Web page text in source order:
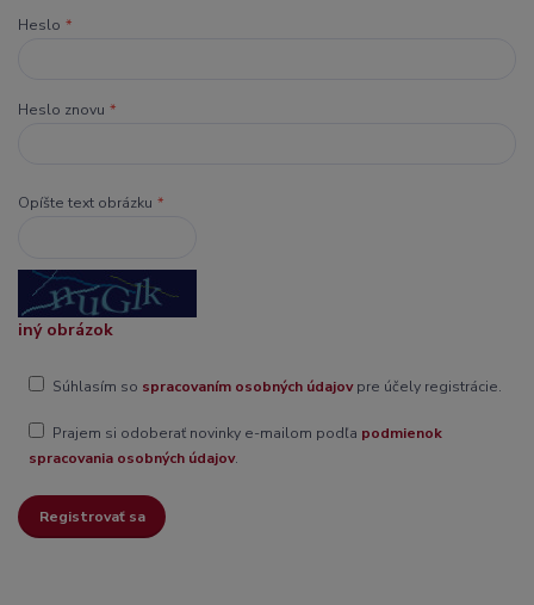
Heslo *
Heslo znovu *
Opíšte text obrázku *
iný obrázok
Súhlasím so spracovaním osobných údajovpre účely registrácie.
Prajem si odoberať novinky e-mailom podľa podmienok
spracovania osobných údajov.
Registrovať sa